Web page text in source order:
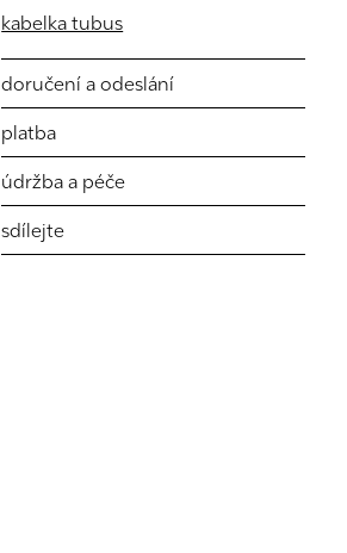
Next
kabelka tubus
doručení a odeslání
platba
údržba a péče
sdílejte